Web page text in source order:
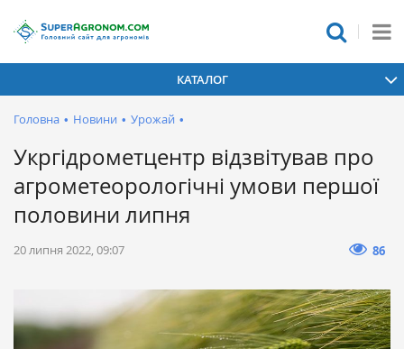
КАТАЛОГ
Головна • Новини • Урожай •
Укргідрометцентр відзвітував про
агрометеорологічні умови першої
половини липня
20 липня 2022, 09:07 86